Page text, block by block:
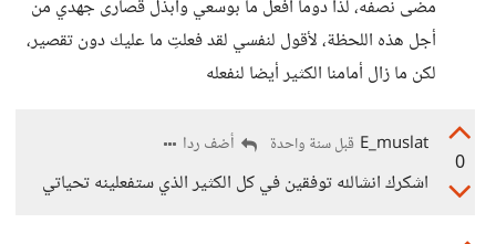
مضى نصفه، لذا دوما أفعل ما بوسعي وأبذل قصارى جهدي من
أجل هذه اللحظة، لأقول لنفسي لقد فعلتِ ما عليك دون تقصير،
لكن ما زال أمامنا الكثير أيضا لنفعله
0
E_muslat قبل سنة واحدة أضف ردا
اشكرك انشالله توفقين في كل الكثير الذي ستفعلينه تحياتي